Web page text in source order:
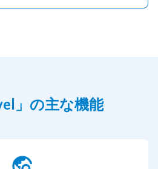
」の主な機能